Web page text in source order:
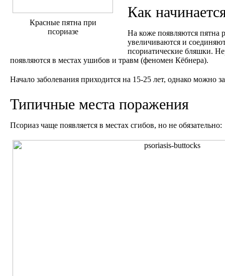
Красные пятна при
псориазе
Как
На коже появляются пятна
увеличиваются и
псориатические бляшки.
появляются в местах ушибов и травм (феномен Кёбнера).
Начало заболевания приходится на 15-25 лет, однако можно
Типичные места поражения
Псориаз чаще появляется в местах сгибов, но не обязательно: